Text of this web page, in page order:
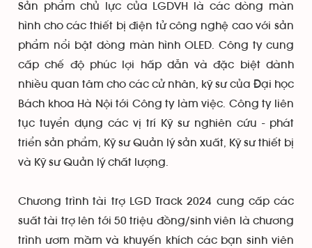
Sản phẩm chủ lực của LGDVH là các dòng màn
hình cho các thiết bị điện tử công nghệ cao với sản
phẩm nổi bật dòng màn hình OLED. Công ty cung
cấp chế độ phúc lợi hấp dẫn và đặc biệt dành
nhiều quan tâm cho các cử nhân, kỹ sư của Đại học
Bách khoa Hà Nội tới Công ty làm việc. Công ty liên
tục tuyển dụng các vị trí Kỹ sư nghiên cứu - phát
triển sản phẩm, Kỹ sư Quản lý sản xuất, Kỹ sư thiết bị
và Kỹ sư Quản lý chất lượng.
Chương trình tài trợ LGD Track 2024 cung cấp các
suất tài trợ lên tới 50 triệu đồng/sinh viên là chương
trình ươm mầm và khuyến khích các bạn sinh viên